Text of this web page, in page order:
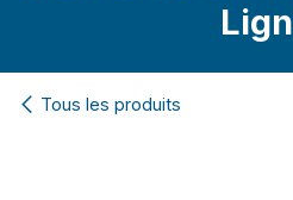
Tous les produits